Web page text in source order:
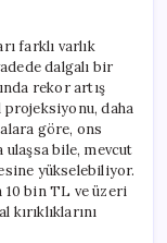
farklı varlık
dalgalı bir
rekor artış
projeksiyonu, daha
göre, ons
bile, mevcut
yükselebiliyor.
10 bin TL ve üzeri